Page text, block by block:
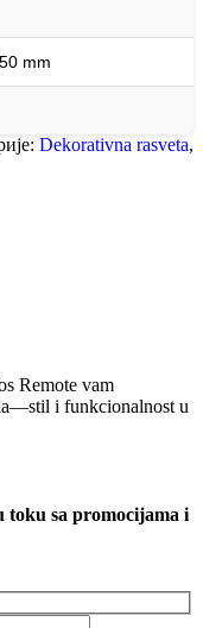
mm
Dekorativna rasveta,
Remote vam
i funkcionalnost u
toku sa promocijama i